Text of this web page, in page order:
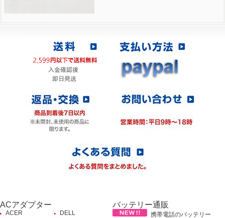
ACアダプター
ACER DELL
バッテリー通販
携帯電話のバッテリー